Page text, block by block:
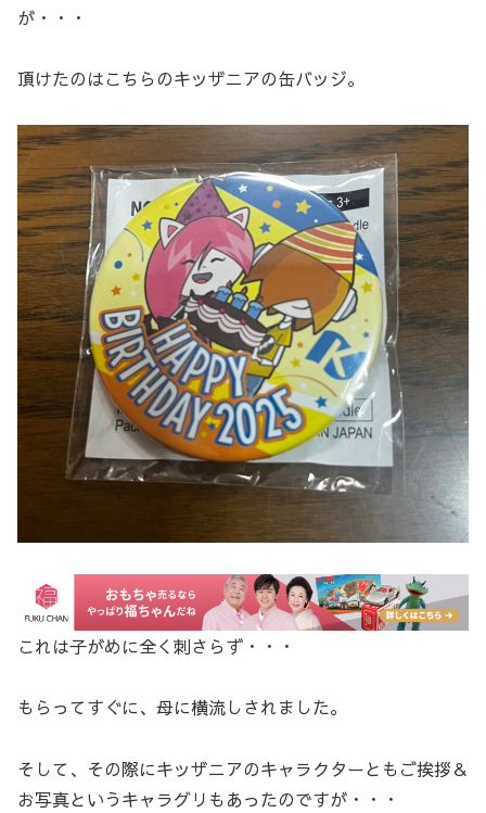
が・・・
頂けたのはこちらのキッザニアの缶バッジ。
これは子がめに全く刺さらず・・・
もらってすぐに、母に横流しされました。
そして、その際にキッザニアのキャラクターともご挨拶＆
お写真というキャラグリもあったのですが・・・